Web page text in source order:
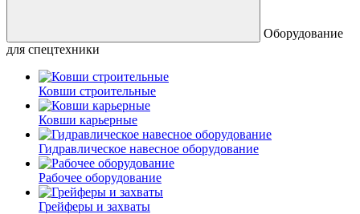
Оборудование
для спецтехники
Ковши строительные
Ковши карьерные
Гидравлическое навесное оборудование
Рабочее оборудование
Грейферы и захваты